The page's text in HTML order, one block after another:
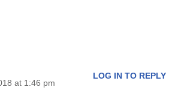
at 1:46 pm
LOG IN TO REPLY